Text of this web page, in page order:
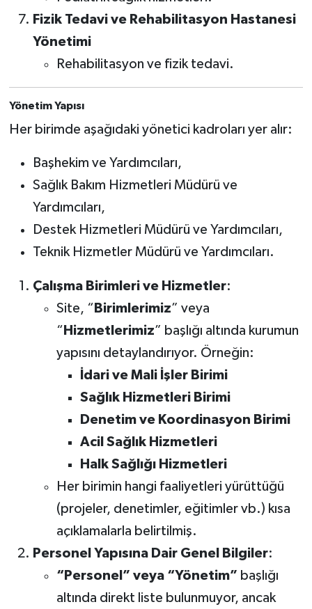
Fizik Tedavi ve Rehabilitasyon Hastanesi
Yönetimi
Rehabilitasyon ve fizik tedavi.
Yönetim Yapısı
Her birimde aşağıdaki yönetici kadroları yer alır:
Başhekim ve Yardımcıları,
Sağlık Bakım Hizmetleri Müdürü ve
Yardımcıları,
Destek Hizmetleri Müdürü ve Yardımcıları,
Teknik Hizmetler Müdürü ve Yardımcıları.
Çalışma Birimleri ve Hizmetler:
Site, “ Birimlerimiz” veya
“ Hizmetlerimiz” başlığı altında kurumun
yapısını detaylandırıyor. Örneğin:
İdari ve Mali İşler Birimi
Sağlık Hizmetleri Birimi
Denetim ve Koordinasyon Birimi
Acil Sağlık Hizmetleri
Halk Sağlığı Hizmetleri
Her birimin hangi faaliyetleri yürüttüğü
(projeler, denetimler, eğitimler vb.) kısa
açıklamalarla belirtilmiş.
Personel Yapısına Dair Genel Bilgiler:
“Personel” veya “Yönetim” başlığı
altında direkt liste bulunmuyor, ancak